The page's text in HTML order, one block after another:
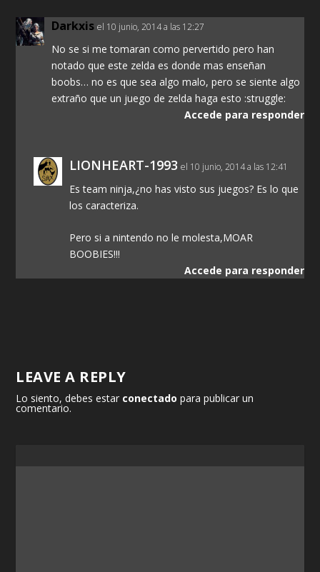
Darkxis el 10 junio, 2014 a las 12:27
No se si me tomaran como pervertido pero han
notado que este zelda es donde mas enseñan
boobs… no es que sea algo malo, pero se siente algo
extraño que un juego de zelda haga esto :struggle:
Accede para responder
LIONHEART-1993 el 10 junio, 2014 a las 12:41
Es team ninja,¿no has visto sus juegos? Es lo que
los caracteriza.
Pero si a nintendo no le molesta,MOAR
BOOBIES!!!
Accede para responder
LEAVE A REPLY
Lo siento, debes estar conectado para publicar un
comentario.